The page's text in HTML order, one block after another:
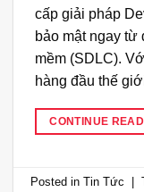
cấp giải pháp
bảo mật ngay từ
mềm (SDLC).
hàng đầu thế
CONTINUE
Posted inTin Tức